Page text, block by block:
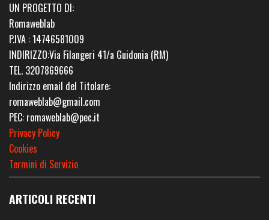
UN PROGETTO DI:
Romaweblab
P.IVA : 14746581009
INDIRIZZO:Via Filangeri 41/a Guidonia (RM)
TEL. 3207869666
Indirizzo email del Titolare:
romaweblab@gmail.com
PEC: romaweblab@pec.it
Privacy Policy
Cookies
Termini di Servizio
ARTICOLI RECENTI